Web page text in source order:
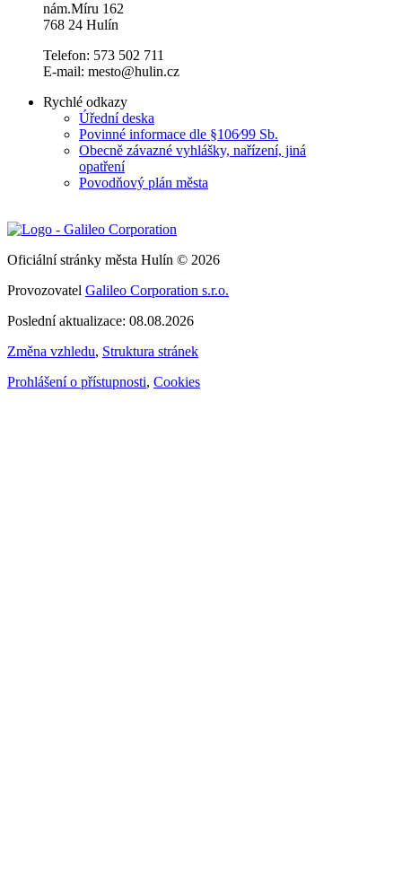
nám.Míru 162
768 24 Hulín
Telefon: 573 502 711
E-mail: mesto@hulin.cz
Rychlé odkazy
Úřední deska
Povinné informace dle §106⁄99 Sb.
Obecně závazné vyhlášky, nařízení, jiná
opatření
Povodňový plán města
Oficiální stránky města Hulín © 2026
Provozovatel Galileo Corporation s.r.o.
Poslední aktualizace: 08.08.2026
Změna vzhledu, Struktura stránek
Prohlášení o přístupnosti, Cookies